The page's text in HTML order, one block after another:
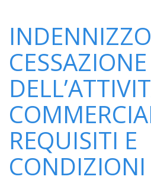
CESSAZIONE
REQUISITI E
CONDIZIONI